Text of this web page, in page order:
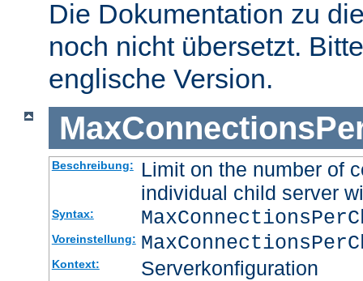
Die Dokumentation zu
noch nicht übersetzt.
englische Version.
Beschreibung:
Limit on the number of
individual child server
Syntax:
Voreinstellung:
Kontext: Serverkonfiguration